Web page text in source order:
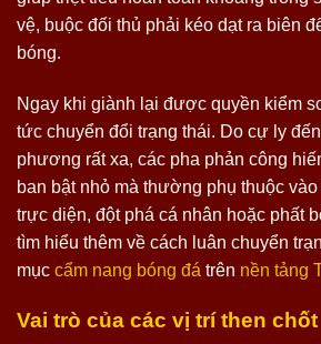
vệ, buộc đối thủ phải kéo dạt ra biên
bóng.
Ngay khi giành lại được quyền kiểm
tức chuyển đổi trạng thái. Do cự ly
phương rất xa, các pha phản công
ban bật nhỏ mà thường phụ thuộc
trực diện, đột phá cá nhân hoặc phất
tìm hiểu thêm về cách luân chuyển
mục cẩm nang bóng đá trên nền tảng
Vai trò của các vị trí then chốt